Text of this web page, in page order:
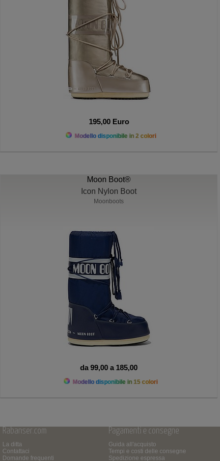
195,00 Euro
Modello disponibile in 2 colori
Moon Boot®
Icon Nylon Boot
Moonboots
da 99,00 a 185,00
Modello disponibile in 15 colori
Rabanser.com
La ditta
Contattaci
Domande frequenti
Pagamenti e consegne
Guida all'acquisto
Tempi e costi delle consegne
Spedizione espressa